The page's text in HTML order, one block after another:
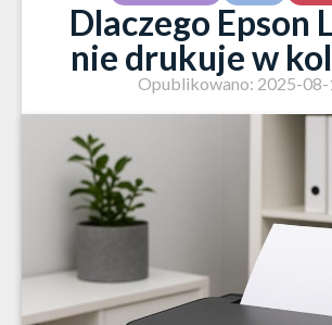
Dlaczego Epson
nie drukuje w
Opublikowano: 2025-08-